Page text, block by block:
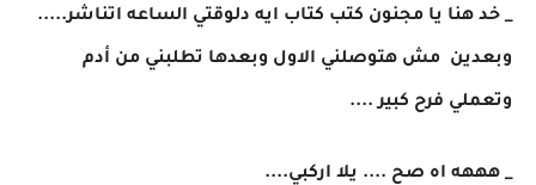
_ خد هنا يا مجنون كتب كتاب ايه دلوقتي الساعه اتناشر.....
وبعدين مش هتوصلني الاول وبعدها تطلبني من أدم
وتعملي فرح كبير ....
_ هههه اه صح .... يلا اركبي....